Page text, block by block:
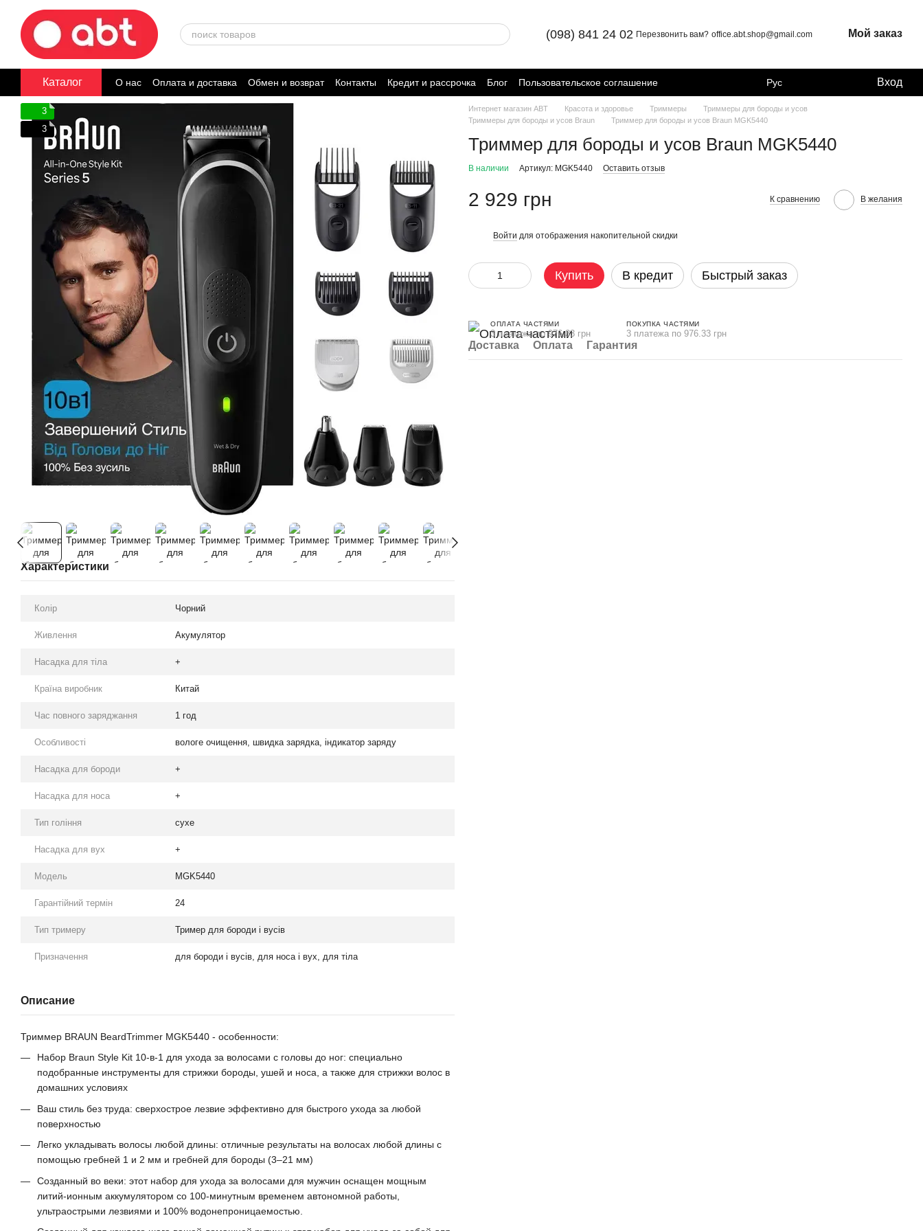
Перейти к основному контенту
(098) 841 24 02 Перезвонить вам? office.abt.shop@gmail.com Мой заказ
Каталог О нас Оплата и доставка Обмен и возврат Контакты Кредит и рассрочка Блог
Пользовательское соглашение
Договор публичной оферты
Рус Вход
3
3
Характеристики
Колір Чорний
Живлення Акумулятор
Насадка для тіла +
Країна виробник Китай
Час повного заряджання 1 год
Особливості вологе очищення, швидка зарядка, індикатор заряду
Насадка для бороди +
Насадка для носа +
Тип гоління сухе
Насадка для вух +
Модель MGK5440
Гарантійний термін 24
Тип тримеру Тример для бороди і вусів
Призначення для бороди і вусів, для носа і вух, для тіла
Описание
Триммер BRAUN BeardTrimmer MGK5440 - особенности:
Набор Braun Style Kit 10-в-1 для ухода за волосами с головы до ног: специально
подобранные инструменты для стрижки бороды, ушей и носа, а также для стрижки волос в
домашних условиях
Ваш стиль без труда: сверхострое лезвие эффективно для быстрого ухода за любой
поверхностью
Легко укладывать волосы любой длины: отличные результаты на волосах любой длины с
помощью гребней 1 и 2 мм и гребней для бороды (3–21 мм)
Созданный во веки: этот набор для ухода за волосами для мужчин оснащен мощным
литий-ионным аккумулятором со 100-минутным временем автономной работы,
ультраострыми лезвиями и 100% водонепроницаемостью.
Интернет магазин ABT Красота и здоровье Триммеры
Триммеры для бороды и усов
Триммеры для бороды и усов Braun
Триммер для бороды и усов Braun MGK5440
Триммер для бороды и усов Braun MGK5440
В наличии Артикул: MGK5440 Оставить отзыв
2 929 грн К сравнению В желания
Войти для отображения накопительной скидки
Купить В кредит Быстрый заказ
ОПЛАТА ЧАСТЯМИ
3 платежа по 976.33 грн
ПОКУПКА ЧАСТЯМИ
3 платежа по 976.33 грн
Доставка Оплата Гарантия